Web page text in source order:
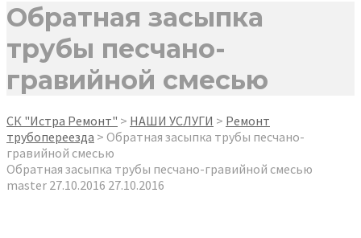
Обратная засыпка
трубы песчано-
гравийной смесью
СК "Истра Ремонт" > НАШИ УСЛУГИ > Ремонт
трубопереезда > Обратная засыпка трубы песчано-
гравийной смесью
Обратная засыпка трубы песчано-гравийной смесью
master 27.10.2016 27.10.2016